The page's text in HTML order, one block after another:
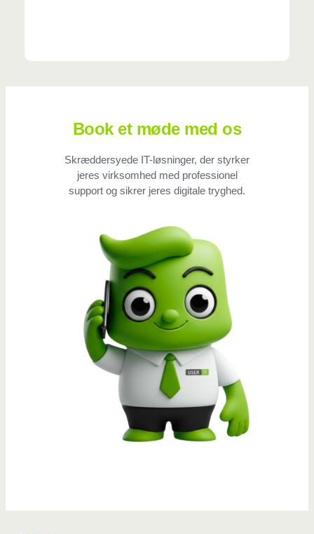
Book et møde med os
Skræddersyede IT-løsninger, der styrker
jeres virksomhed med professionel
support og sikrer jeres digitale tryghed.